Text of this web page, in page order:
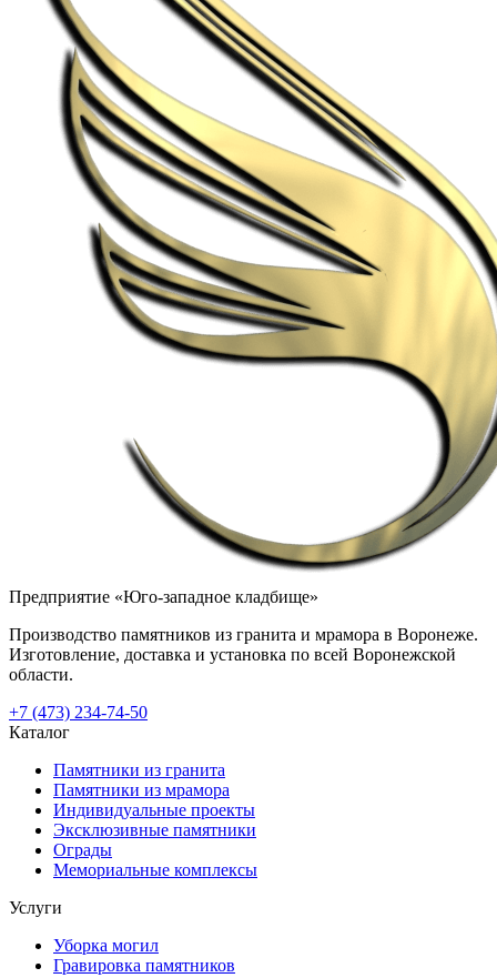
Предприятие «Юго-западное кладбище»
Производство памятников из гранита и мрамора в Воронеже.
Изготовление, доставка и установка по всей Воронежской
области.
+7 (473) 234-74-50
Каталог
Памятники из гранита
Памятники из мрамора
Индивидуальные проекты
Эксклюзивные памятники
Ограды
Мемориальные комплексы
Услуги
Уборка могил
Гравировка памятников